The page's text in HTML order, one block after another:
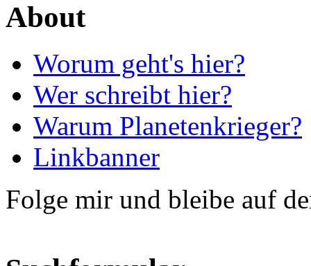
About
Worum geht's hier?
Wer schreibt hier?
Warum Planetenkrieger?
Linkbanner
Folge mir und bleibe auf